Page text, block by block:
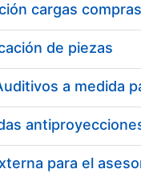
cargas
de piezas